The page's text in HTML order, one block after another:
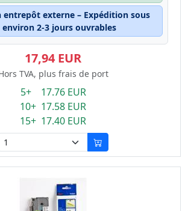
entrepôt externe – Expédition sous
environ 2-3 jours ouvrables
17,94 EUR
TVA, plus frais de port
5+ 17.76 EUR
10+ 17.58 EUR
15+ 17.40 EUR